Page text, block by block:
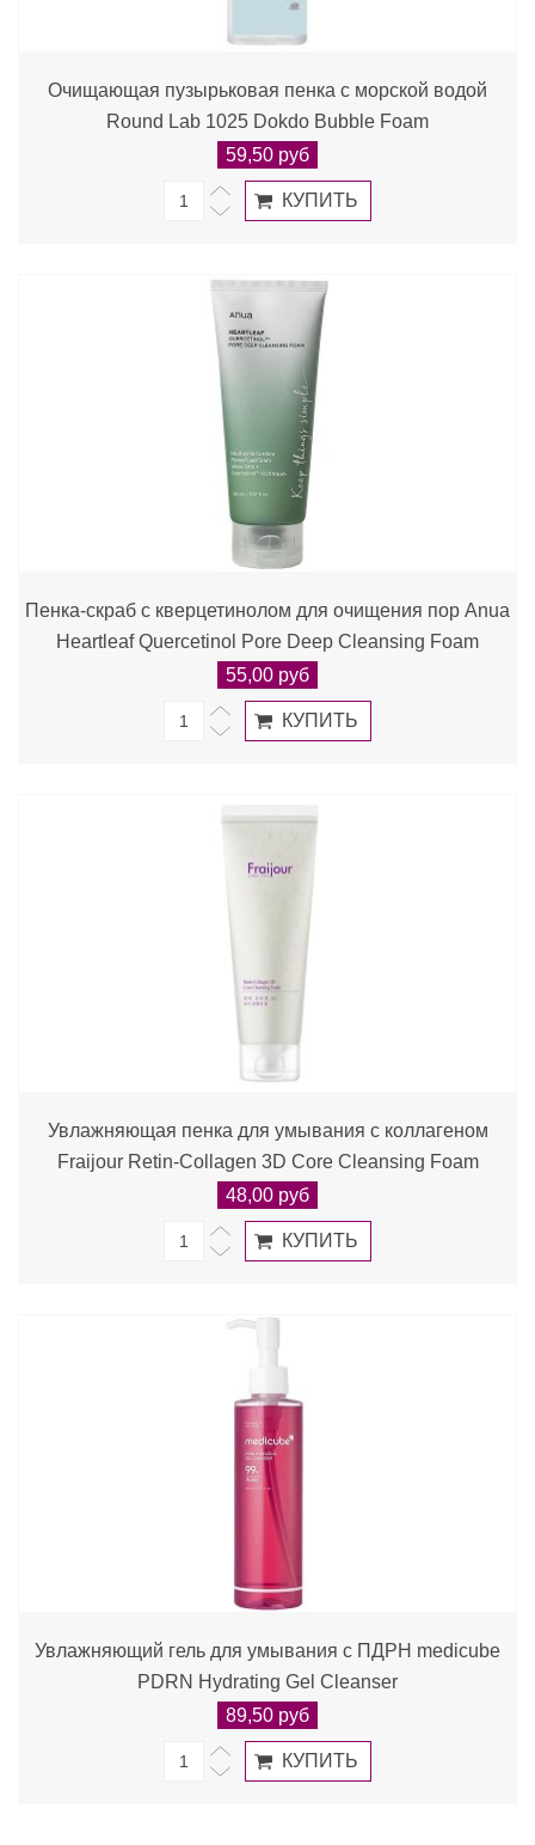
Очищающая пузырьковая пенка с морской водой
Round Lab 1025 Dokdo Bubble Foam
59,50 руб
Пенка-скраб с кверцетинолом для очищения пор Anua
Heartleaf Quercetinol Pore Deep Cleansing Foam
55,00 руб
Увлажняющая пенка для умывания с коллагеном
Fraijour Retin-Collagen 3D Core Cleansing Foam
48,00 руб
Увлажняющий гель для умывания с ПДРН medicube
PDRN Hydrating Gel Cleanser
89,50 руб